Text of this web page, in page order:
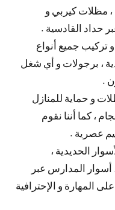
مظلات كيربي و
حداد القادسية .
تركيب جميع أنواع
، برجولات و أي شغل
.
و حماية للمنازل
، كما أننا نقوم
عصرية .
الحديدية ،
أسوار المدارس عبر
المهارة و الإحترافية